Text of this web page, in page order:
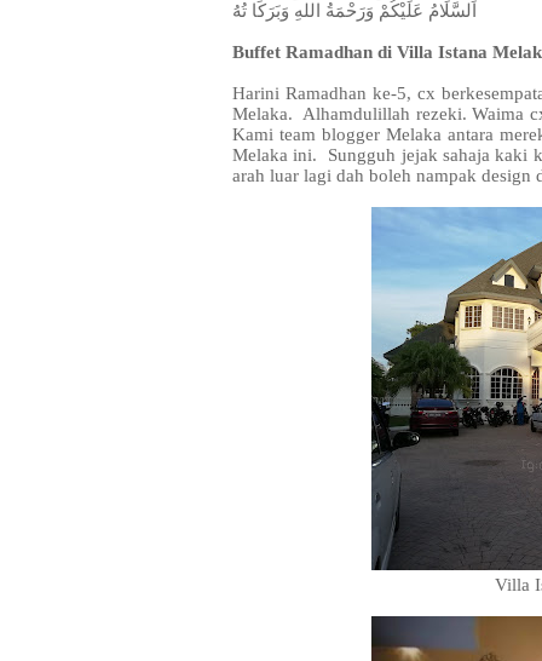
اَلسَّلَامُ عَلَيْكُمْ وَرَحْمَةُ اللهِ وَبَرَكَا تُهُ
Buffet Ramadhan di Villa Istana
Harini Ramadhan ke-5, cx
Melaka. Alhamdulillah rezeki. Waima
Kami team blogger Melaka antara
Melaka ini. Sungguh jejak sahaja kaki
arah luar lagi dah boleh nampak design
Villa